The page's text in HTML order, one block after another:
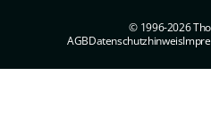
© 1996-2026
AGBDatenschutzhinweis